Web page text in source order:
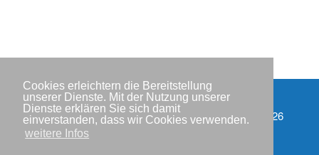
Cookies erleichtern die Bereitstellung
unserer Dienste. Mit der Nutzung unserer
Dienste erklären Sie sich damit
einverstanden, dass wir Cookies verwenden.
weitere Infos
Impressum
Datenschutzerklärung
Copyright © IWR 2026